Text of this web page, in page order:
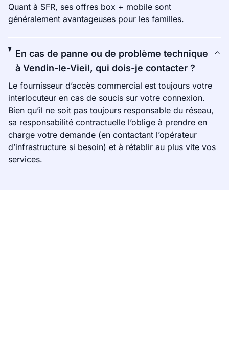
Quant à SFR, ses offres box + mobile sont
généralement avantageuses pour les familles.
En cas de panne ou de problème technique
à Vendin-le-Vieil, qui dois-je contacter ?
Le fournisseur d’accès commercial est toujours votre
interlocuteur en cas de soucis sur votre connexion.
Bien qu’il ne soit pas toujours responsable du réseau,
sa responsabilité contractuelle l’oblige à prendre en
charge votre demande (en contactant l’opérateur
d’infrastructure si besoin) et à rétablir au plus vite vos
services.